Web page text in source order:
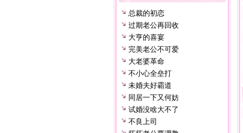
总裁的初恋
过期老公再回收
大亨的喜宴
完美老公不可爱
大老婆革命
不小心全垒打
未婚夫好霸道
同居一下又何妨
试婚没啥大不了
不良上司